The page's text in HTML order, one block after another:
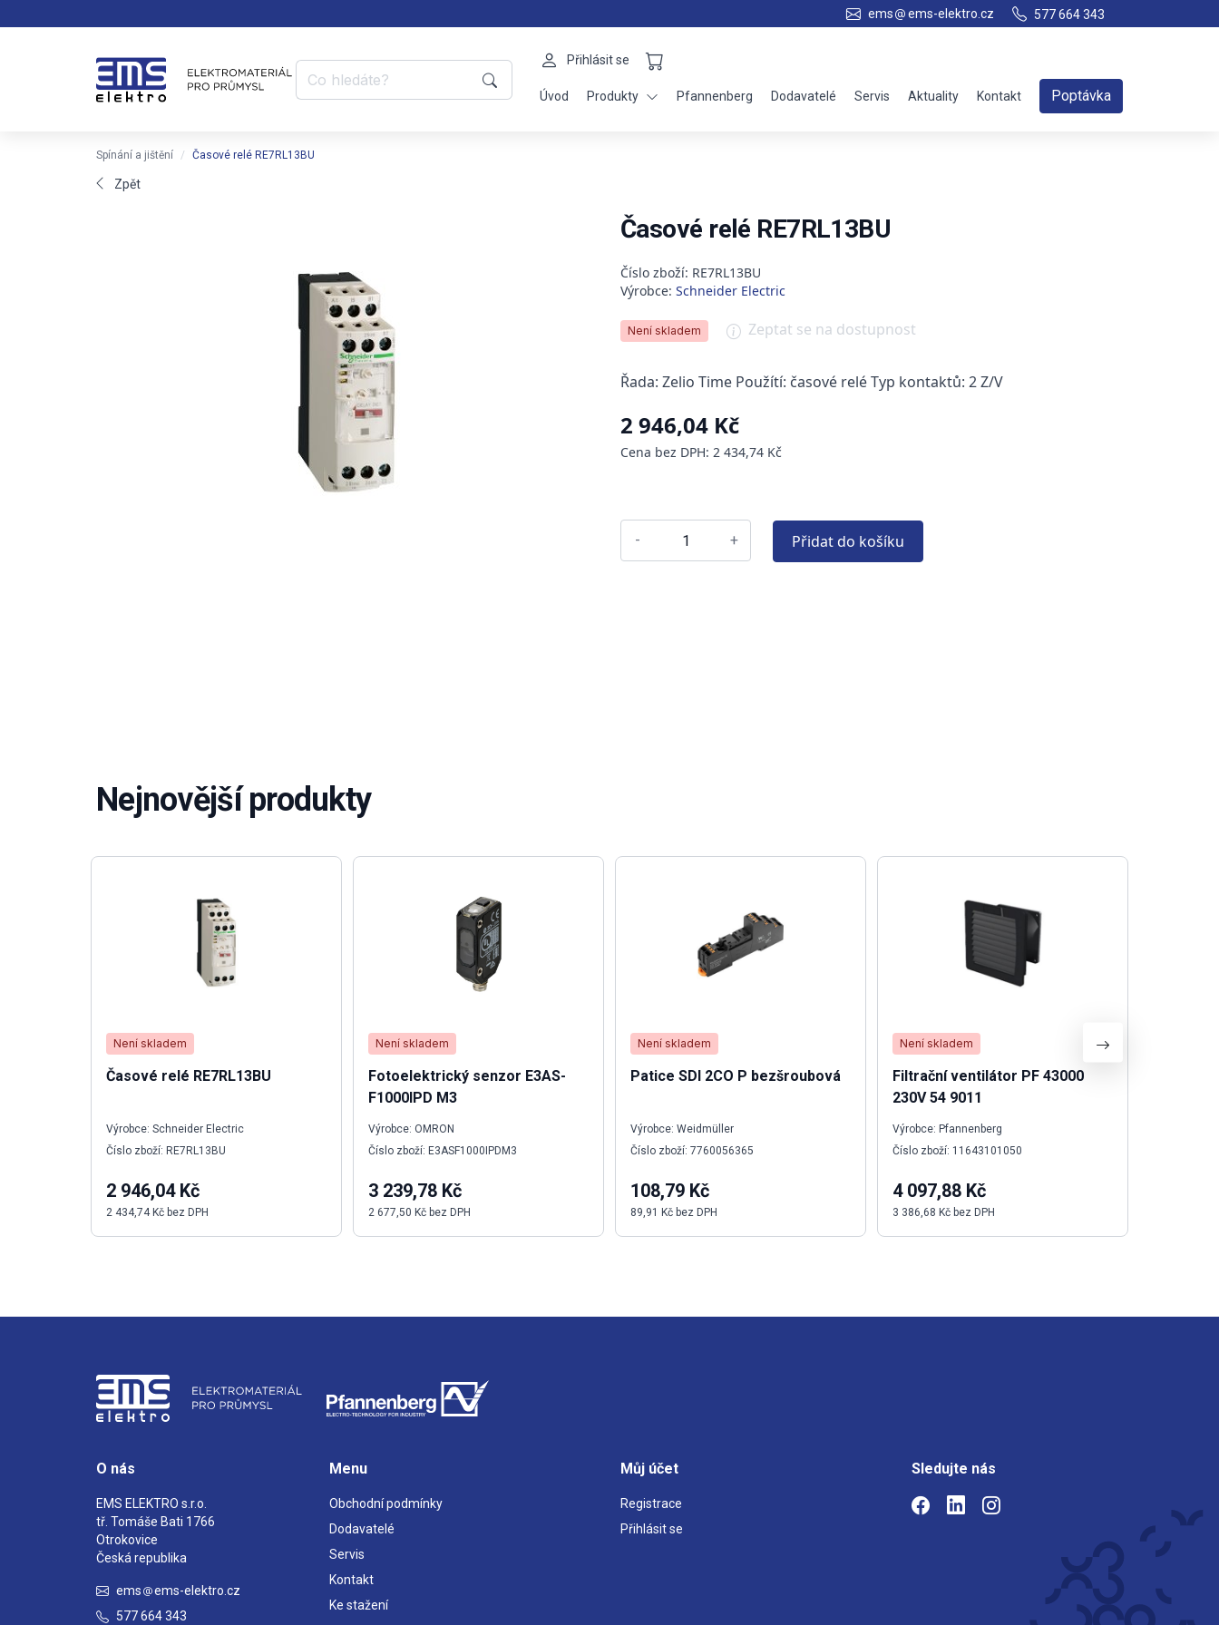
ems ems-elektro.cz 577 664 343
Přihlásit se
Úvod Produkty Pfannenberg Dodavatelé Servis Aktuality Kontakt Poptávka
Spínání a jištění Časové relé RE7RL13BU
Zpět
Časové relé RE7RL13BU
Číslo zboží: RE7RL13BU
Výrobce: Schneider Electric
Není skladem Zeptat se na dostupnost
Řada: Zelio Time Použítí: časové relé Typ kontaktů: 2 Z/V
2 946,04 Kč
Cena bez DPH: 2 434,74 Kč
- + Přidat do košíku
Nejnovější produkty
Není skladem
Časové relé RE7RL13BU
Výrobce: Schneider Electric
Číslo zboží: RE7RL13BU
2 946,04 Kč
2 434,74 Kč bez DPH
Není skladem
Fotoelektrický senzor E3AS-
F1000IPD M3
Výrobce: OMRON
Číslo zboží: E3ASF1000IPDM3
3 239,78 Kč
2 677,50 Kč bez DPH
Není skladem
Patice SDI 2CO P bezšroubová
Výrobce: Weidmüller
Číslo zboží: 7760056365
108,79 Kč
89,91 Kč bez DPH
Není skladem
Filtrační ventilátor PF 43000
230V 54 9011
Výrobce: Pfannenberg
Číslo zboží: 11643101050
4 097,88 Kč
3 386,68 Kč bez DPH
O nás
EMS ELEKTRO s.r.o.
tř. Tomáše Bati 1766
Otrokovice
Česká republika
ems
ems-elektro.cz
577 664 343
Menu
Obchodní podmínky
Dodavatelé
Servis
Kontakt
Ke stažení
Můj účet
Registrace
Přihlásit se
Sledujte nás